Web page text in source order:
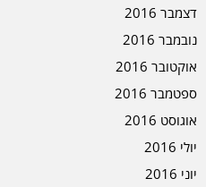
דצמבר 2016
נובמבר 2016
אוקטובר 2016
ספטמבר 2016
אוגוסט 2016
יולי 2016
יוני 2016